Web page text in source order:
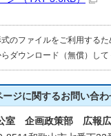
式のファイルをご利用する
ダウンロード（無償）して
ージに関するお問い合わ
室 企画政策部 広報